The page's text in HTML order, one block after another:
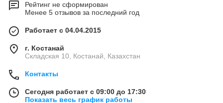
Рейтинг не сформирован
Менее 5 отзывов за последний год
Работает с 04.04.2015
г. Костанай
Складская 10, Костанай, Казахстан
Контакты
Сегодня работает с 09:00 до 17:30
Показать весь график работы